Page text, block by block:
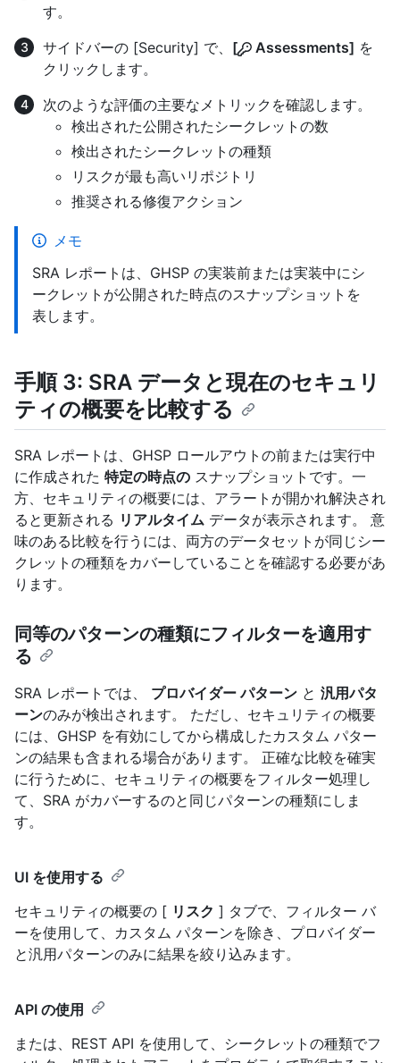
す。
サイドバーの [Security] で、 [ Assessments] を
クリックします。
次のような評価の主要なメトリックを確認します。
検出された公開されたシークレットの数
検出されたシークレットの種類
リスクが最も高いリポジトリ
推奨される修復アクション
メモ
SRA レポートは、GHSP の実装前または実装中にシ
ークレットが公開された時点のスナップショットを
表します。
手順 3: SRA データと現在のセキュリ
ティの概要を比較する
SRA レポートは、GHSP ロールアウトの前または実行中
に作成された 特定の時点の スナップショットです。一
方、セキュリティの概要には、アラートが開かれ解決され
ると更新される リアルタイム データが表示されます。 意
味のある比較を行うには、両方のデータセットが同じシー
クレットの種類をカバーしていることを確認する必要があ
ります。
同等のパターンの種類にフィルターを適用す
る
SRA レポートでは、 プロバイダー パターン と 汎用パタ
ーンのみが検出されます。 ただし、セキュリティの概要
には、GHSP を有効にしてから構成したカスタム パター
ンの結果も含まれる場合があります。 正確な比較を確実
に行うために、セキュリティの概要をフィルター処理し
て、SRA がカバーするのと同じパターンの種類にしま
す。
UI を使用する
セキュリティの概要の [ リスク ] タブで、フィルター バ
ーを使用して、カスタム パターンを除き、プロバイダー
と汎用パターンのみに結果を絞り込みます。
API の使用
または、REST API を使用して、シークレットの種類でフ